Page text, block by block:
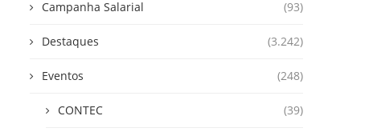
Campanha Salarial (93)
Destaques (3.242)
Eventos (248)
CONTEC (39)